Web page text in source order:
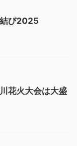
び2025
花火大会は大盛